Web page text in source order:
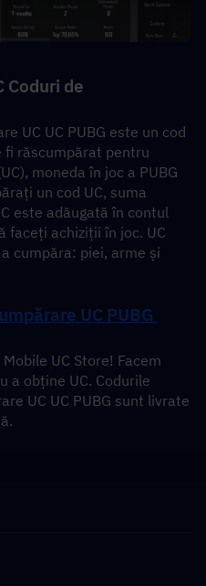
Coduri de
UC UC PUBG este un cod
fi răscumpărat pentru
moneda în joc a PUBG
un cod UC, suma
este adăugată în contul
faceți achiziții în joc. UC
cumpăra: piei, arme și
UC PUBG
UC Store! Facem
a obține UC. Codurile
UC UC PUBG sunt livrate